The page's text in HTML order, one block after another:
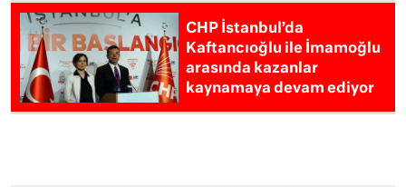
CHP İstanbul’da
Kaftancıoğlu ile İmamoğlu
arasında kazanlar
kaynamaya devam ediyor